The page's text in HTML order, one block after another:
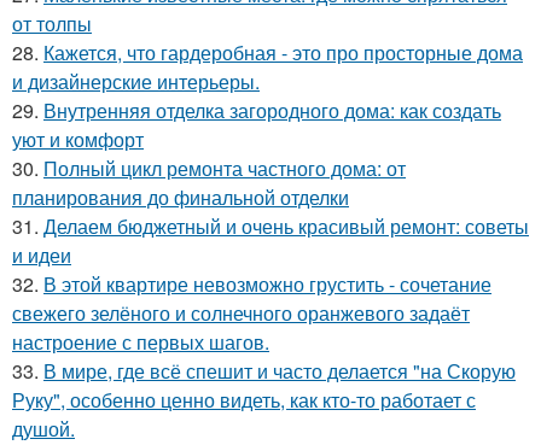
от толпы
28. Кажется, что гардеробная - это про просторные дома
и дизайнерские интерьеры.
29. Внутренняя отделка загородного дома: как создать
уют и комфорт
30. Полный цикл ремонта частного дома: от
планирования до финальной отделки
31. Делаем бюджетный и очень красивый ремонт: советы
и идеи
32. В этой квартире невозможно грустить - сочетание
свежего зелёного и солнечного оранжевого задаёт
настроение с первых шагов.
33. В мире, где всё спешит и часто делается "на Скорую
Руку", особенно ценно видеть, как кто-то работает с
душой.